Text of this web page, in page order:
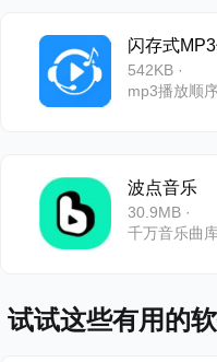
闪存式
542KB ·
mp3播放顺
波点音乐
30.9MB ·
试试这些有用的